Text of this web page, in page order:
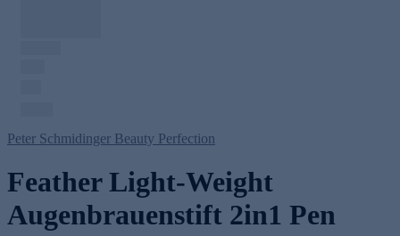
Peter Schmidinger Beauty Perfection
Feather Light-Weight
Augenbrauenstift 2in1 Pen